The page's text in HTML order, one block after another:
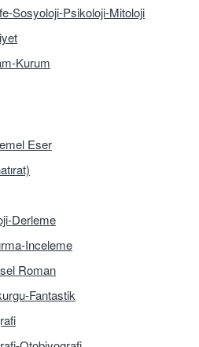
Sosyoloji-Psikoloji-Mitoloji
Kurum
Eser
Derleme
Inceleme
Roman
Fantastik